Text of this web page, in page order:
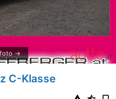
C-Klasse